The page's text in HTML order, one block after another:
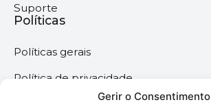
Gerir o Consentimento
Suporte
Políticas
Políticas gerais
Política de privacidade
Termos & Condições